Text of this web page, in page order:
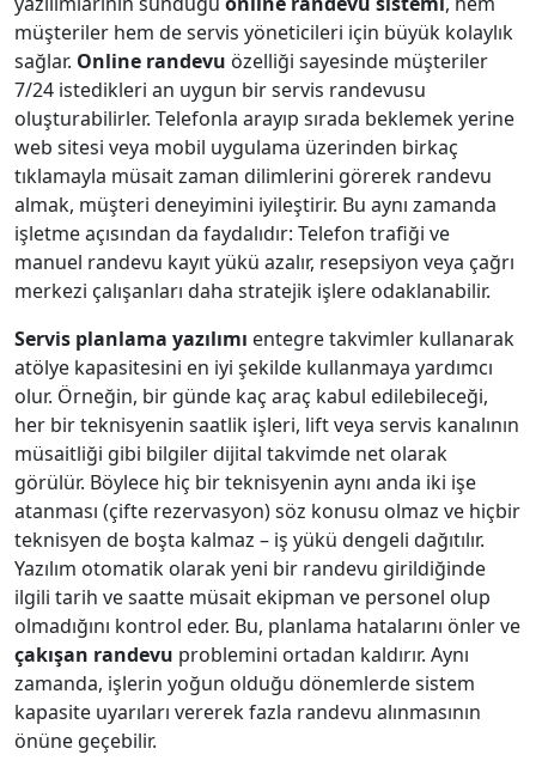
müşteriler hem de servis yöneticileri için büyük kolaylık
sağlar. Online randevu özelliği sayesinde müşteriler
7/24 istedikleri an uygun bir servis randevusu
oluşturabilirler. Telefonla arayıp sırada beklemek yerine
web sitesi veya mobil uygulama üzerinden birkaç
tıklamayla müsait zaman dilimlerini görerek randevu
almak, müşteri deneyimini iyileştirir. Bu aynı zamanda
işletme açısından da faydalıdır: Telefon trafiği ve
manuel randevu kayıt yükü azalır, resepsiyon veya çağrı
merkezi çalışanları daha stratejik işlere odaklanabilir.
Servis planlama yazılımı entegre takvimler kullanarak
atölye kapasitesini en iyi şekilde kullanmaya yardımcı
olur. Örneğin, bir günde kaç araç kabul edilebileceği,
her bir teknisyenin saatlik işleri, lift veya servis kanalının
müsaitliği gibi bilgiler dijital takvimde net olarak
görülür. Böylece hiç bir teknisyenin aynı anda iki işe
atanması (çifte rezervasyon) söz konusu olmaz ve hiçbir
teknisyen de boşta kalmaz – iş yükü dengeli dağıtılır.
Yazılım otomatik olarak yeni bir randevu girildiğinde
ilgili tarih ve saatte müsait ekipman ve personel olup
olmadığını kontrol eder. Bu, planlama hatalarını önler ve
çakışan randevu problemini ortadan kaldırır. Aynı
zamanda, işlerin yoğun olduğu dönemlerde sistem
kapasite uyarıları vererek fazla randevu alınmasının
önüne geçebilir.